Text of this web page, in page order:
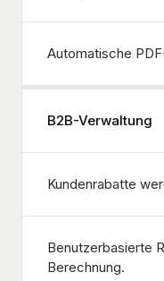
Automatische
B2B-Verwaltung
Kundenrabatte
Benutzerbasierte
Berechnung.